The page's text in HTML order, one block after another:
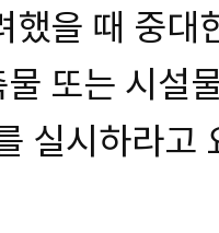
했을 때 중대
또는 시설
실시하라고